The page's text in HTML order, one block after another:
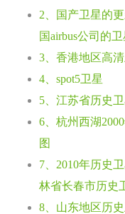
2、国产卫星的
国airbus公司的卫
3、香港地区高
4、spot5卫星
5、江苏省历史
6、杭州西湖
图
7、2010年历史
林省长春市历史
8、山东地区历